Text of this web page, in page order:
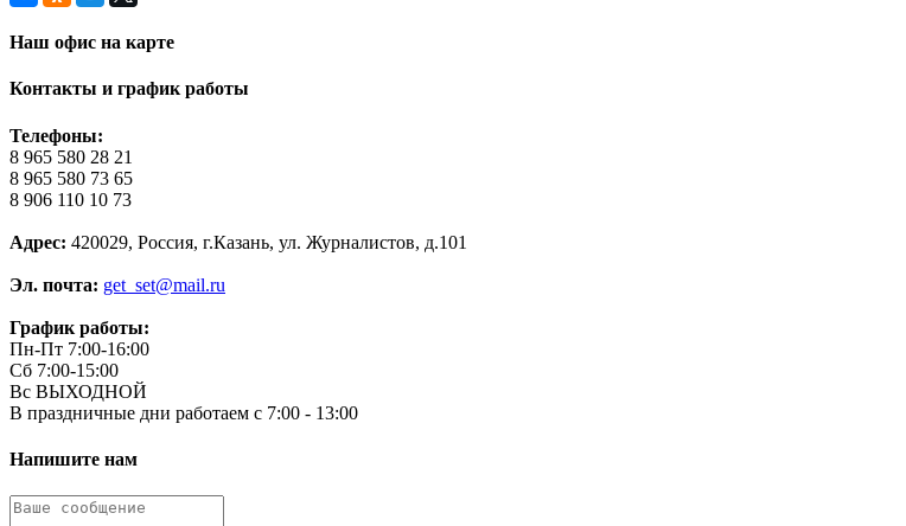
Наш офис на карте
Контакты и график работы
Телефоны:
8 965 580 28 21
8 965 580 73 65
8 906 110 10 73
Адрес: 420029, Россия, г.Казань, ул. Журналистов, д.101
Эл. почта: get_set@mail.ru
График работы:
Пн-Пт 7:00-16:00
Сб 7:00-15:00
Вс ВЫХОДНОЙ
В праздничные дни работаем с 7:00 - 13:00
Напишите нам